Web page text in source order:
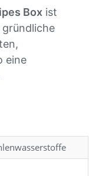
Box ist
gründliche
eine